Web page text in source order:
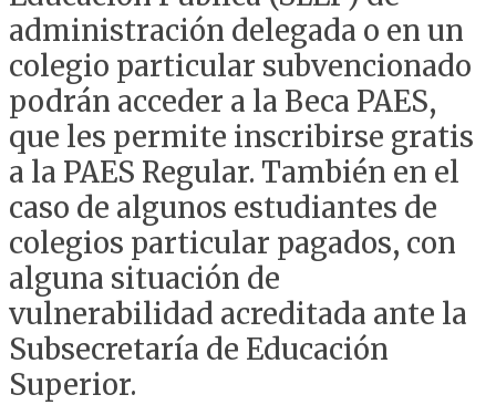
administración delegada o en un
colegio particular subvencionado
podrán acceder a la Beca PAES,
que les permite inscribirse gratis
a la PAES Regular. También en el
caso de algunos estudiantes de
colegios particular pagados, con
alguna situación de
vulnerabilidad acreditada ante la
Subsecretaría de Educación
Superior.